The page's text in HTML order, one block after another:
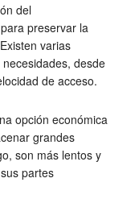
del
preservar la
varias
desde
de acceso.
opción económica
grandes
son más lentos y
partes